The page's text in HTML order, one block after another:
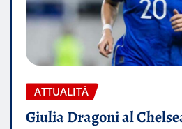
ATTUALITÀ
Giulia Dragoni al